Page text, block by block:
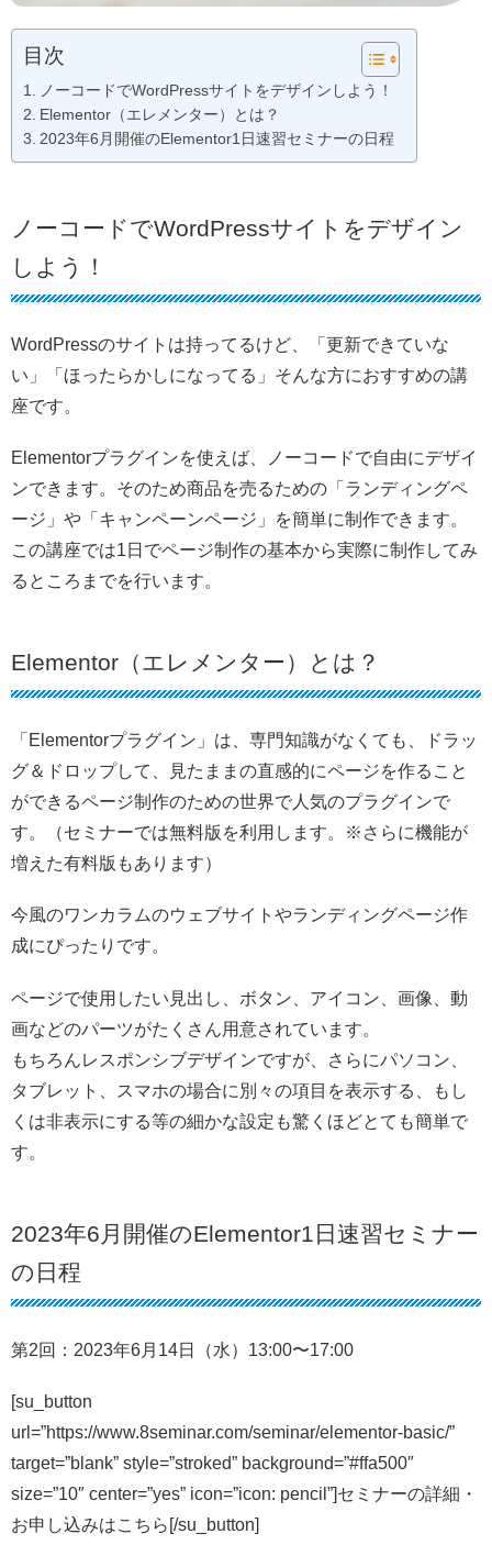
目次
ノーコードでWordPressサイトをデザインしよう！
Elementor（エレメンター）とは？
2023年6月開催のElementor1日速習セミナーの日程
ノーコードでWordPressサイトをデザイン
しよう！
WordPressのサイトは持ってるけど、「更新できていな
い」「ほったらかしになってる」そんな方におすすめの講
座です。
Elementorプラグインを使えば、ノーコードで自由にデザイ
ンできます。そのため商品を売るための「ランディングペ
ージ」や「キャンペーンページ」を簡単に制作できます。
この講座では1日でページ制作の基本から実際に制作してみ
るところまでを行います。
Elementor（エレメンター）とは？
「Elementorプラグイン」は、専門知識がなくても、ドラッ
グ＆ドロップして、見たままの直感的にページを作ること
ができるページ制作のための世界で人気のプラグインで
す。（セミナーでは無料版を利用します。※さらに機能が
増えた有料版もあります）
今風のワンカラムのウェブサイトやランディングページ作
成にぴったりです。
ページで使用したい見出し、ボタン、アイコン、画像、動
画などのパーツがたくさん用意されています。
もちろんレスポンシブデザインですが、さらにパソコン、
タブレット、スマホの場合に別々の項目を表示する、もし
くは非表示にする等の細かな設定も驚くほどとても簡単で
す。
2023年6月開催のElementor1日速習セミナー
の日程
第2回：2023年6月14日（水）13:00〜17:00
[su_button
url=”https://www.8seminar.com/seminar/elementor-basic/”
target=”blank” style=”stroked” background=”#ffa500″
size=”10″ center=”yes” icon=”icon: pencil”]セミナーの詳細・
お申し込みはこちら[/su_button]